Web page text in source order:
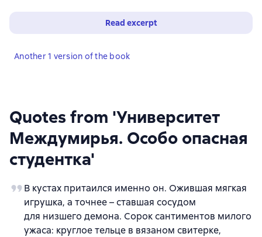
Quotes from 'Университет
Междумирья. Особо опасная
студентка'
В кустах притаился именно он. Ожившая мягкая
игрушка, а точнее – ставшая сосудом
для низшего демона. Сорок сантиментов милого
ужаса: круглое тельце в вязаном свитерке,
Read excerpt
Another 1 version of the book